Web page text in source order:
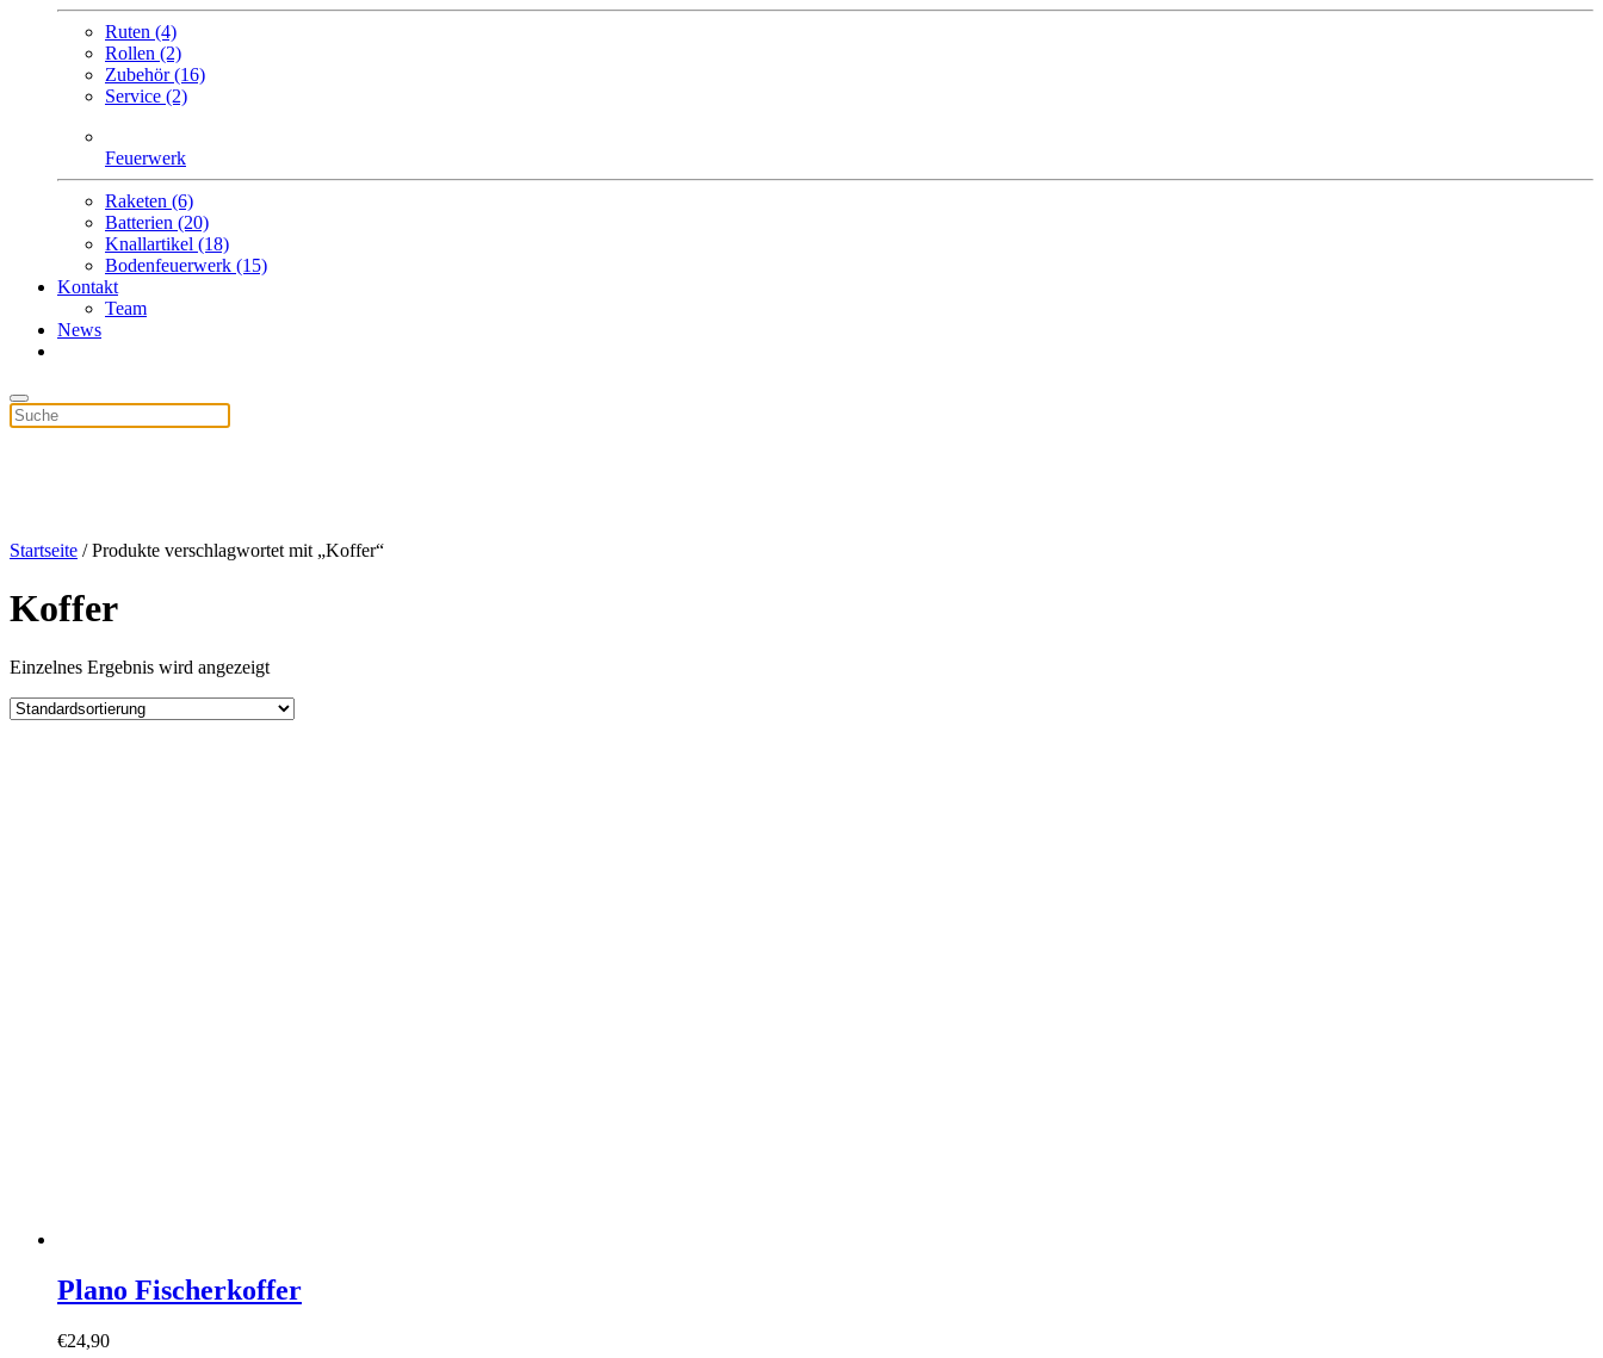
Ruten (4)
Rollen (2)
Zubehör (16)
Service (2)
Feuerwerk
Raketen (6)
Batterien (20)
Knallartikel (18)
Bodenfeuerwerk (15)
Kontakt
Team
News
Startseite / Produkte verschlagwortet mit „Koffer“
Koffer
Einzelnes Ergebnis wird angezeigt
Plano Fischerkoffer
€24,90